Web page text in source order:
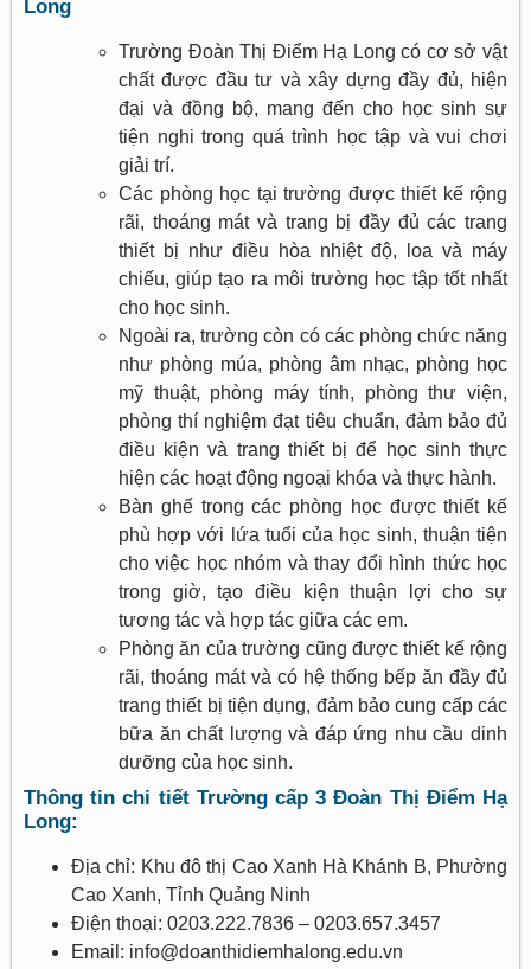
Long
Trường Đoàn Thị Điểm Hạ Long có cơ sở vật
chất được đầu tư và xây dựng đầy đủ, hiện
đại và đồng bộ, mang đến cho học sinh sự
tiện nghi trong quá trình học tập và vui chơi
giải trí.
Các phòng học tại trường được thiết kế rộng
rãi, thoáng mát và trang bị đầy đủ các trang
thiết bị như điều hòa nhiệt độ, loa và máy
chiếu, giúp tạo ra môi trường học tập tốt nhất
cho học sinh.
Ngoài ra, trường còn có các phòng chức năng
như phòng múa, phòng âm nhạc, phòng học
mỹ thuật, phòng máy tính, phòng thư viện,
phòng thí nghiệm đạt tiêu chuẩn, đảm bảo đủ
điều kiện và trang thiết bị để học sinh thực
hiện các hoạt động ngoại khóa và thực hành.
Bàn ghế trong các phòng học được thiết kế
phù hợp với lứa tuổi của học sinh, thuận tiện
cho việc học nhóm và thay đổi hình thức học
trong giờ, tạo điều kiện thuận lợi cho sự
tương tác và hợp tác giữa các em.
Phòng ăn của trường cũng được thiết kế rộng
rãi, thoáng mát và có hệ thống bếp ăn đầy đủ
trang thiết bị tiện dụng, đảm bảo cung cấp các
bữa ăn chất lượng và đáp ứng nhu cầu dinh
dưỡng của học sinh.
Thông tin chi tiết Trường cấp 3 Đoàn Thị Điểm Hạ
Long:
Địa chỉ: Khu đô thị Cao Xanh Hà Khánh B, Phường
Cao Xanh, Tỉnh Quảng Ninh
Điện thoại: 0203.222.7836 – 0203.657.3457
Email: info@doanthidiemhalong.edu.vn